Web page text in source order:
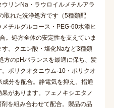
リンNa・ラウロイルメチルアラ
取れた洗浄処方です（5種類配
チルグルコース・PEG-60水添ヒ
。処方全体の安定性を支えていま
。クエン酸・塩化Naなど3種類
方のpHバランスを最適に保ち、髪
ポリクオタニウム-10・ポリクオ
分を配合。静電気を抑え、指通
があります。フェノキシエタノ
を組み合わせて配合。製品の品